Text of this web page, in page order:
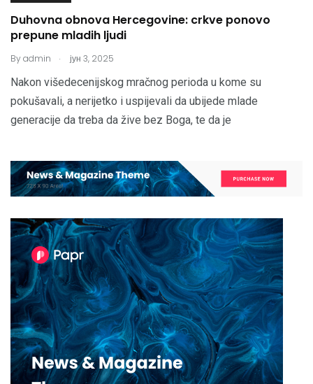
Duhovna obnova Hercegovine: crkve ponovo
prepune mladih ljudi
Byadmin . јун 3, 2025
Nakon višedecenijskog mračnog perioda u kome su
pokušavali, a nerijetko i uspijevali da ubijede mlade
generacije da treba da žive bez Boga, te da je